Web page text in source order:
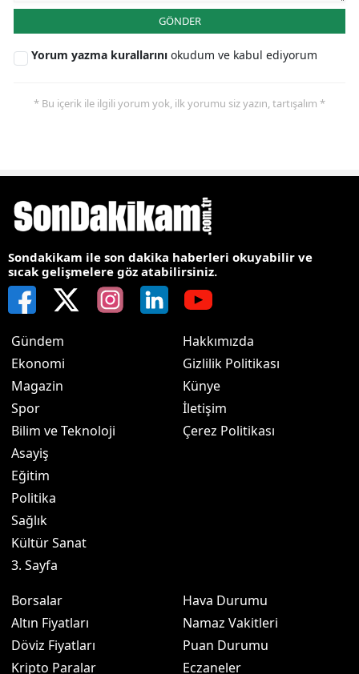
GÖNDER
Yorum yazma kurallarını okudum ve kabul ediyorum
* Bu içerik ile ilgili yorum yok, ilk yorumu siz yazın, tartışalım *
Sondakikam ile son dakika haberleri okuyabilir ve
sıcak gelişmelere göz atabilirsiniz.
Gündem
Ekonomi
Magazin
Spor
Bilim ve Teknoloji
Asayiş
Eğitim
Politika
Sağlık
Kültür Sanat
3. Sayfa
Hakkımızda
Gizlilik Politikası
Künye
İletişim
Çerez Politikası
Borsalar
Altın Fiyatları
Döviz Fiyatları
Kripto Paralar
Hava Durumu
Namaz Vakitleri
Puan Durumu
Eczaneler